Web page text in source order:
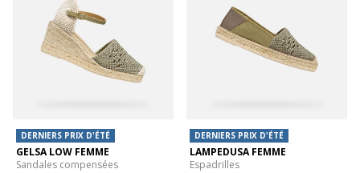
DERNIERS PRIX D'ÉTÉ
GELSA LOW FEMME
Sandales compensées
DERNIERS PRIX D'ÉTÉ
LAMPEDUSA FEMME
Espadrilles